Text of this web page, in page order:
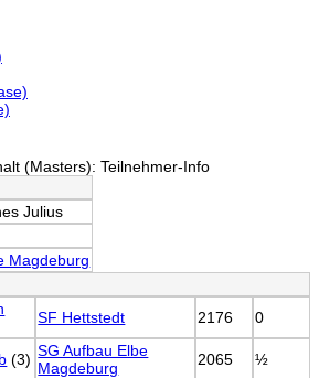
(Masters): Teilnehmer-Info
Julius
Magdeburg
SF Hettstedt 2176
0
(3) SG Aufbau Elbe
Magdeburg
2065
½